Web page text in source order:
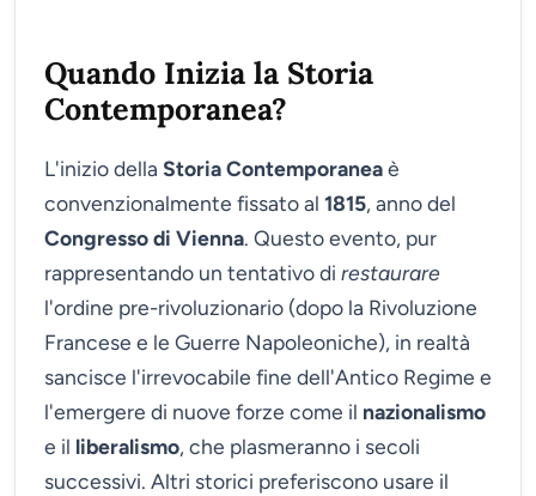
Quando Inizia la Storia
Contemporanea?
L'inizio della Storia Contemporaneaè
convenzionalmente fissato al 1815, anno del
Congresso di Vienna. Questo evento, pur
rappresentando un tentativo di restaurare
l'ordine pre-rivoluzionario (dopo la Rivoluzione
Francese e le Guerre Napoleoniche), in realtà
sancisce l'irrevocabile fine dell'Antico Regime e
l'emergere di nuove forze come il nazionalismo
e il liberalismo, che plasmeranno i secoli
successivi. Altri storici preferiscono usare il